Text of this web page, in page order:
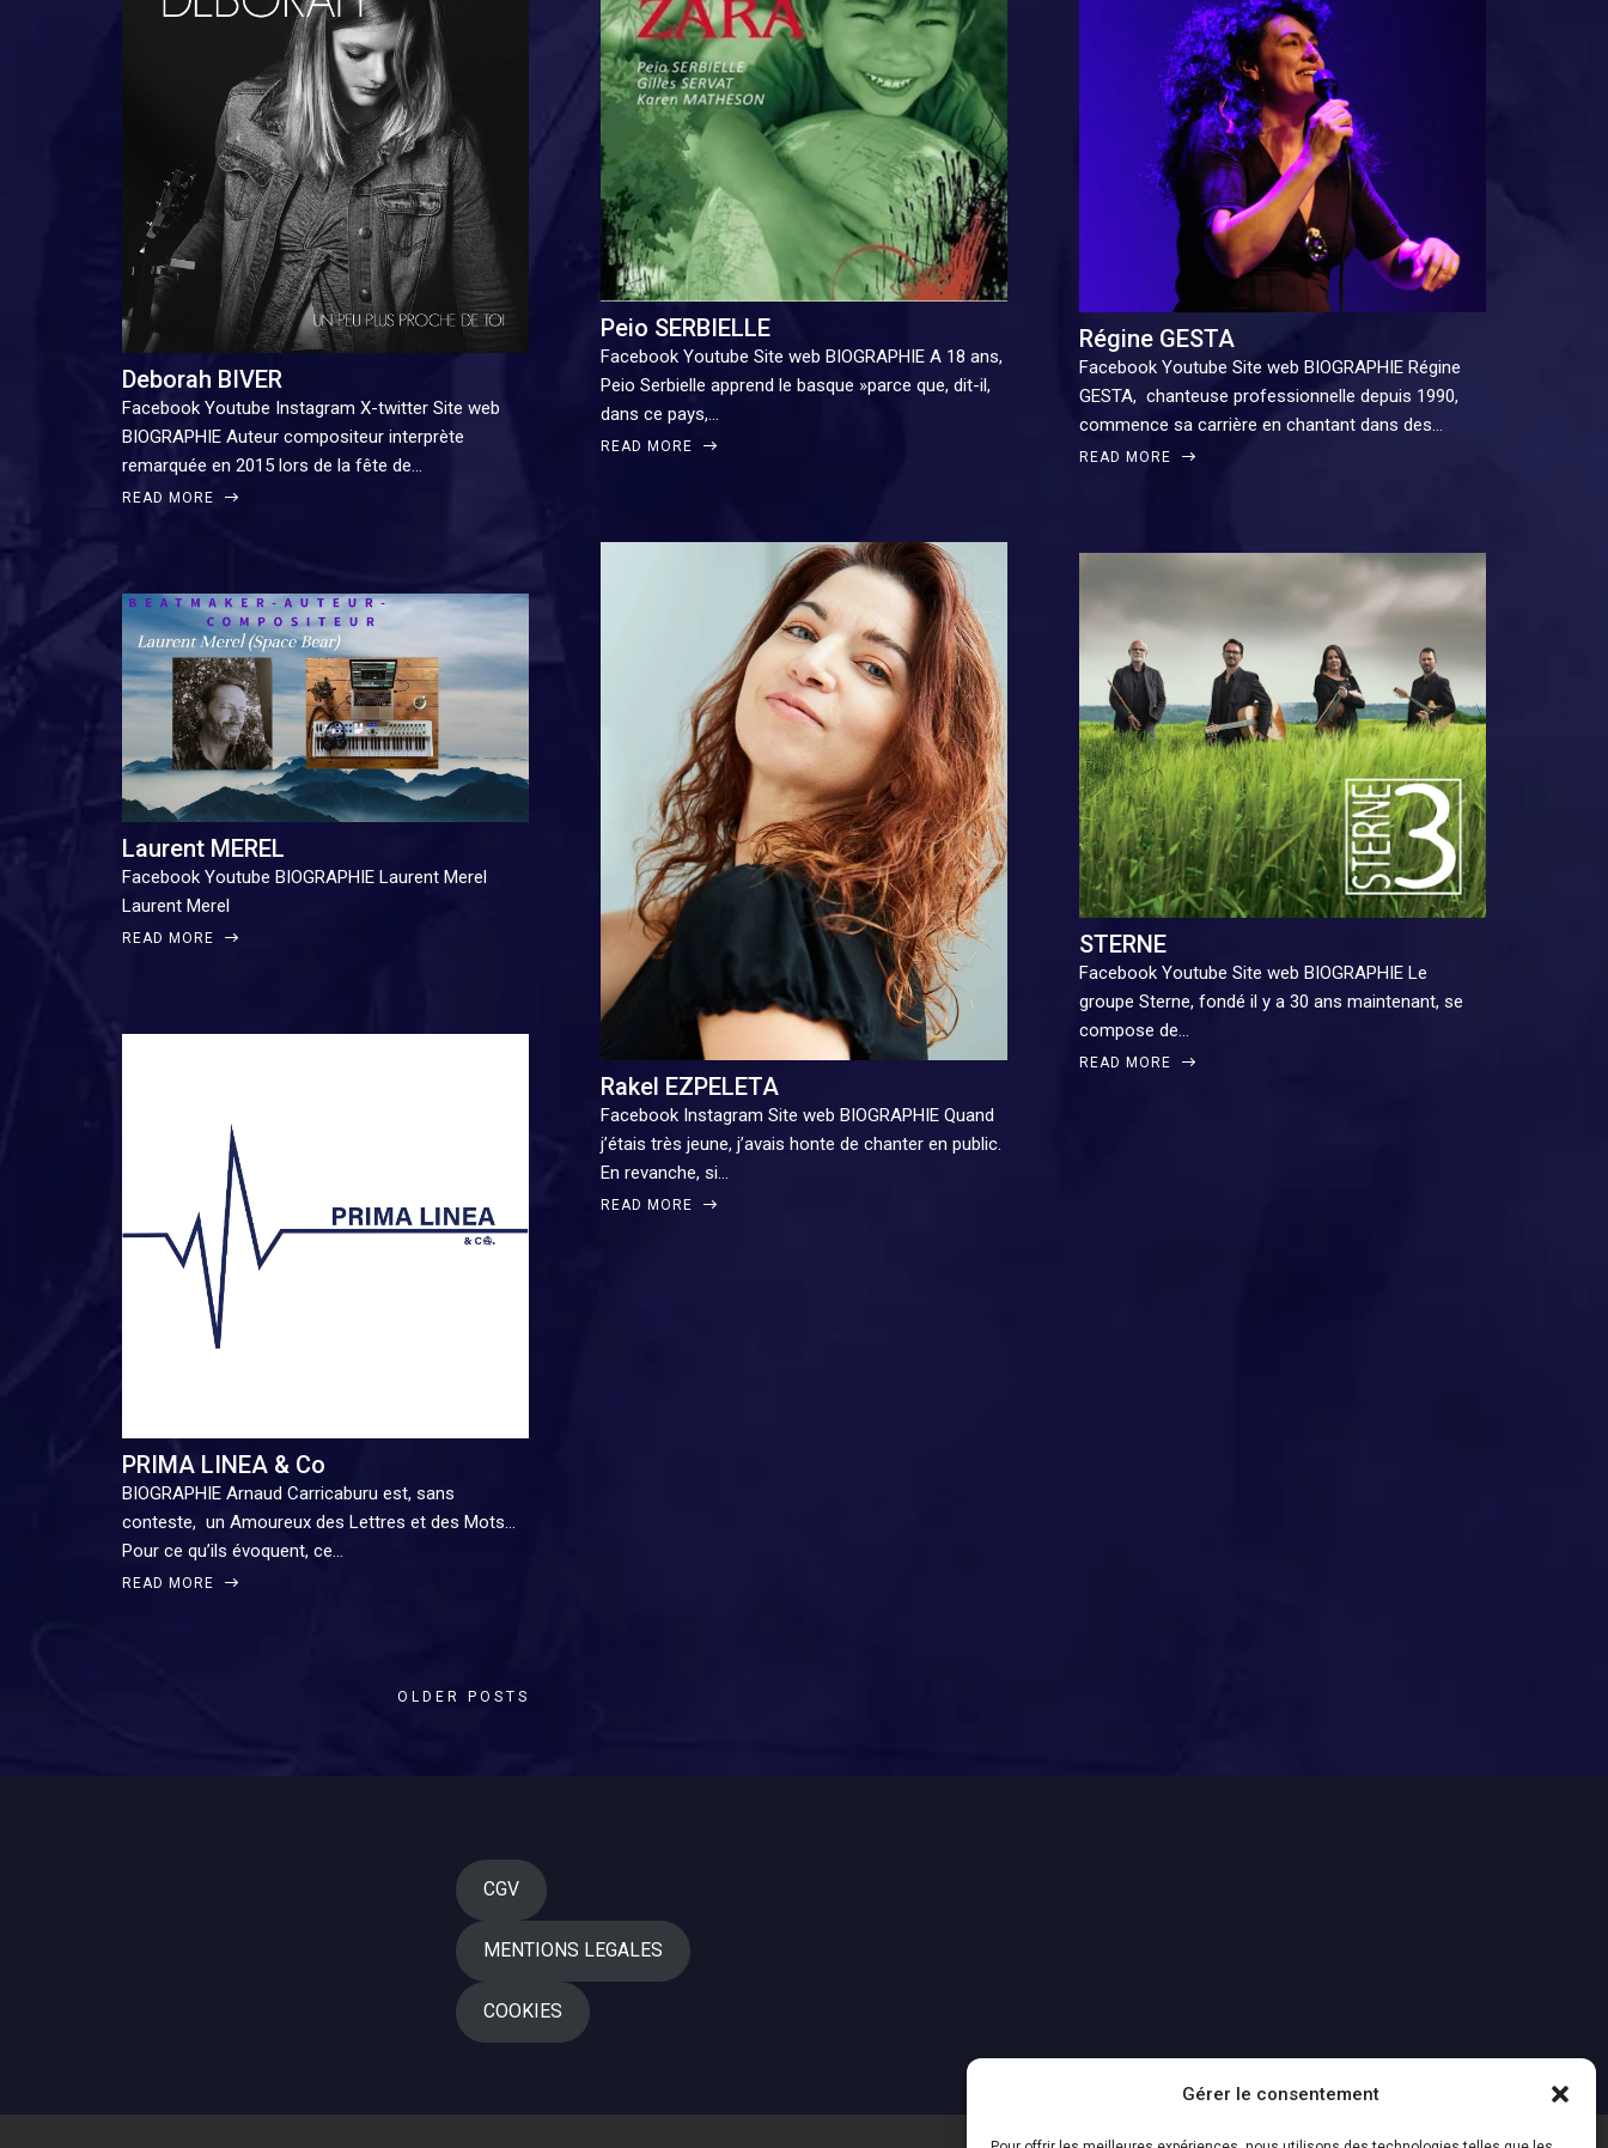
Gérer le consentement
Deborah BIVER
Facebook Youtube Instagram X-twitter Site web
BIOGRAPHIE Auteur compositeur interprète
remarquée en 2015 lors de la fête de…
READ MORE
Peio SERBIELLE
Facebook Youtube Site web BIOGRAPHIE A 18 ans,
Peio Serbielle apprend le basque »parce que, dit-il,
dans ce pays,…
READ MORE
Régine GESTA
Facebook Youtube Site web BIOGRAPHIE Régine
GESTA, chanteuse professionnelle depuis 1990,
commence sa carrière en chantant dans des…
READ MORE
Laurent MEREL
Facebook Youtube BIOGRAPHIE Laurent Merel
Laurent Merel
READ MORE
Rakel EZPELETA
Facebook Instagram Site web BIOGRAPHIE Quand
j’étais très jeune, j’avais honte de chanter en public.
En revanche, si…
READ MORE
STERNE
Facebook Youtube Site web BIOGRAPHIE Le
groupe Sterne, fondé il y a 30 ans maintenant, se
compose de…
READ MORE
PRIMA LINEA & Co
BIOGRAPHIE Arnaud Carricaburu est, sans
conteste, un Amoureux des Lettres et des Mots…
Pour ce qu’ils évoquent, ce…
READ MORE
OLDER POSTS
CGV
MENTIONS LEGALES
COOKIES